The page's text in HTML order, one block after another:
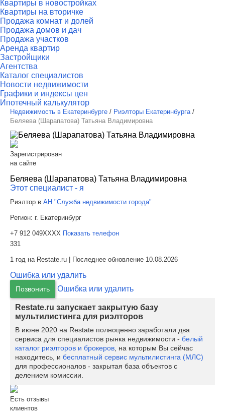
Квартиры в новостройках
Квартиры на вторичке
Продажа комнат и долей
Продажа домов и дач
Продажа участков
Аренда квартир
Застройщики
Агентства
Каталог специалистов
Новости недвижимости
Графики и индексы цен
Ипотечный калькулятор
Недвижимость в Екатеринбурге / Риэлторы Екатеринбурга /
Беляева (Шарапатова) Татьяна Владимировна
Зарегистрирован
на сайте
Беляева (Шарапатова) Татьяна Владимировна
Этот специалист - я
Риэлтор в АН "Служба недвижимости города"
Регион: г. Екатеринбург
+7 912 049XXXX Показать телефон
331
1 год на Restate.ru | Последнее обновление 10.08.2026
Ошибка или удалить
Позвонить Ошибка или удалить
Restate.ru запускает закрытую базу
мультилистинга для риэлторов
В июне 2020 на Restate полноценно заработали два
сервиса для специалистов рынка недвижимости - белый
каталог риэлторов и брокеров , на которым Вы сейчас
находитесь, и бесплатный сервис мультилистинга (МЛС)
для профессионалов - закрытая база объектов с
делением комиссии.
Есть отзывы
клиентов